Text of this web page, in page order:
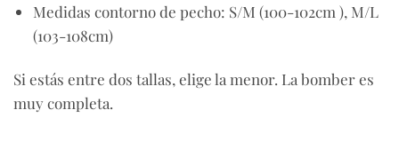
Medidas contorno de pecho: S/M (100-102cm ), M/L
(103-108cm)
Si estás entre dos tallas, elige la menor. La bomber es
muy completa.